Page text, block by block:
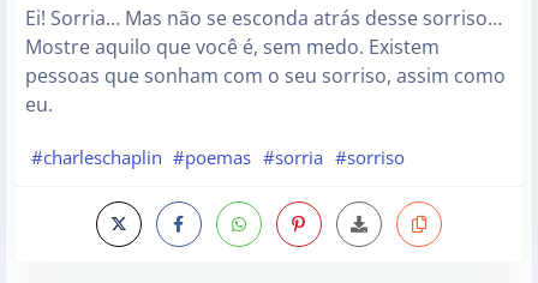
Ei! Sorria… Mas não se esconda atrás desse sorriso…
Mostre aquilo que você é, sem medo. Existem
pessoas que sonham com o seu sorriso, assim como
eu.
#charleschaplin #poemas #sorria #sorriso